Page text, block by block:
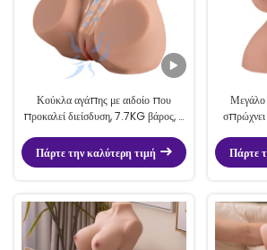
Κούκλα αγάπης με αιδοίο που
προκαλεί διείσδυση, 7.7KG βάρος, 3
Πάρτε την καλύτερη τιμή
Μεγάλο
σπρώχνει
Πάρτε